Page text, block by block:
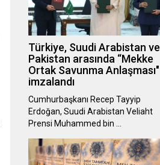
Türkiye, Suudi Arabistan ve
Pakistan arasında “Mekke
Ortak Savunma Anlaşması"
imzalandı
Cumhurbaşkanı Recep Tayyip
Erdoğan, Suudi Arabistan Veliaht
Prensi Muhammed bin …